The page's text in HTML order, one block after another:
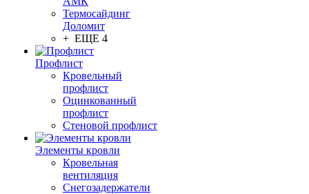
Термосайдинг
Доломит
+ ЕЩЕ 4
Профлист
Кровельный
профлист
Оцинкованный
профлист
Стеновой профлист
Элементы кровли
Кровельная
вентиляция
Снегозадержатели